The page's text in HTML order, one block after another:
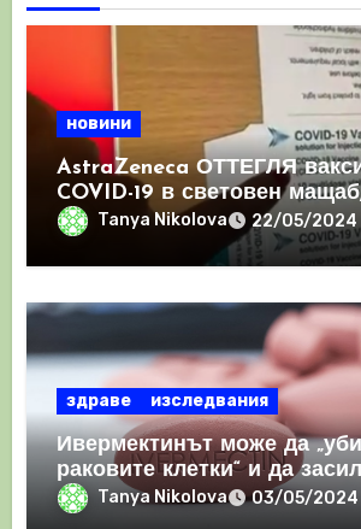
новини
AstraZeneca ОТТЕГЛЯ
COVID-19 в световен
призна, че те причиняват
съсиреци
Tanya Nikolova 22/05/2024
здраве изследвания
Ивермектинът може да
раковите клетки“ и да
имунния отговор
Tanya Nikolova 03/05/2024